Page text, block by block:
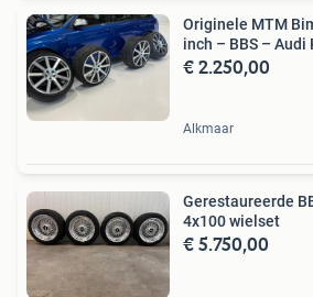
Originele MTM
inch – BBS – Audi
€ 2.250,00
Alkmaar
Gerestaureerde
4x100 wielset
€ 5.750,00